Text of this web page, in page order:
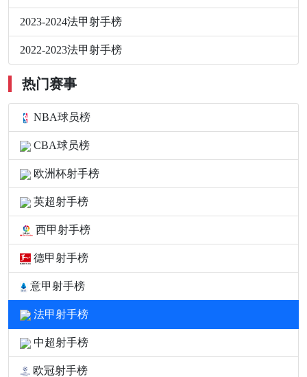
2023-2024法甲射手榜
2022-2023法甲射手榜
热门赛事
NBA球员榜
CBA球员榜
欧洲杯射手榜
英超射手榜
西甲射手榜
德甲射手榜
意甲射手榜
法甲射手榜
中超射手榜
欧冠射手榜